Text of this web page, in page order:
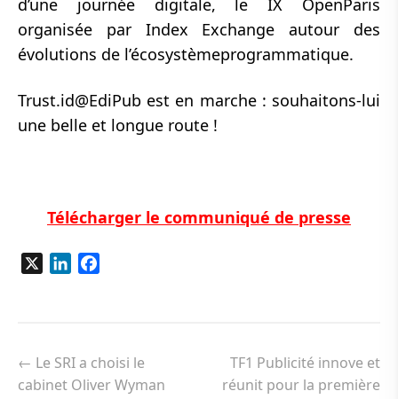
d’une journée digitale, le IX OpenParis
organisée par Index Exchange autour des
évolutions de l’écosystèmeprogrammatique.
Trust.id@EdiPub est en marche : souhaitons-lui
une belle et longue route !
Télécharger le communiqué de presse
LinkedIn
de
l’article
← Le SRI a choisi le
cabinet Oliver Wyman
TF1 Publicité innove et
réunit pour la première